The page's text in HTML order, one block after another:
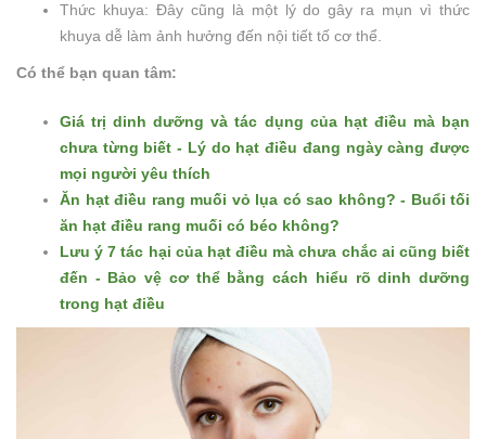
Thức khuya: Đây cũng là một lý do gây ra mụn vì thức
khuya dễ làm ảnh hưởng đến nội tiết tố cơ thể.
Có thể bạn quan tâm:
Giá trị dinh dưỡng và tác dụng của hạt điều mà bạn
chưa từng biết - Lý do hạt điều đang ngày càng được
mọi người yêu thích
Ăn hạt điều rang muối vỏ lụa có sao không? - Buổi tối
ăn hạt điều rang muối có béo không?
Lưu ý 7 tác hại của hạt điều mà chưa chắc ai cũng biết
đến - Bảo vệ cơ thể bằng cách hiểu rõ dinh dưỡng
trong hạt điều